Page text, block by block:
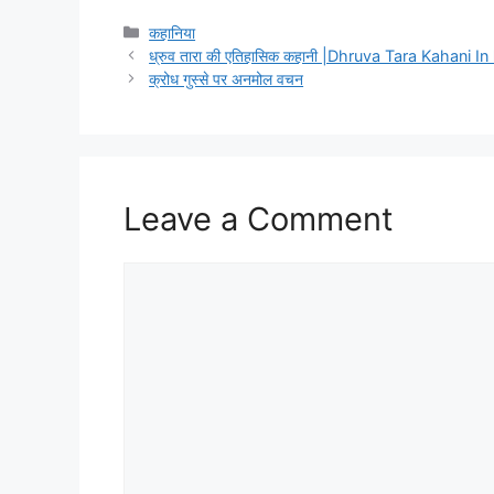
Categories
कहानिया
ध्रुव तारा की एतिहासिक कहानी |Dhruva Tara Kahani
क्रोध गुस्से पर अनमोल वचन
Leave a Comment